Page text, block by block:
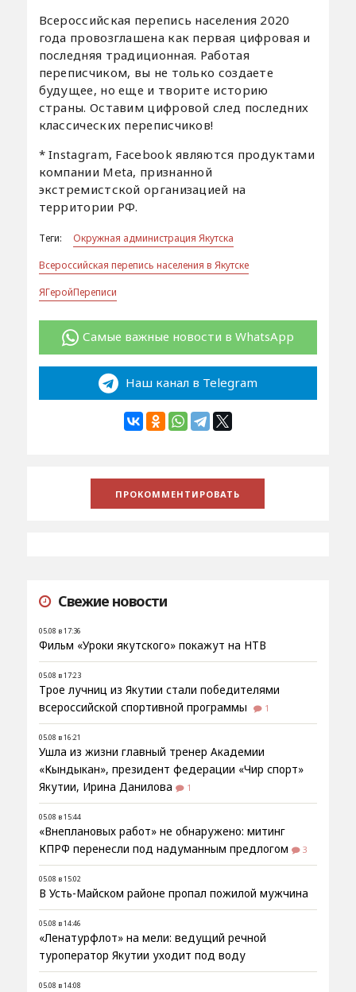
Всероссийская перепись населения 2020
года провозглашена как первая цифровая и
последняя традиционная. Работая
переписчиком, вы не только создаете
будущее, но еще и творите историю
страны. Оставим цифровой след последних
классических переписчиков!
* Instagram, Facebook являются продуктами
компании Meta, признанной
экстремистской организацией на
территории РФ.
Теги:
Окружная администрация Якутска
Всероссийская перепись населения в Якутске
ЯГеройПереписи
Самые важные новости в WhatsApp
Наш канал в Telegram
Свежие новости
05.08 в 17:36
Фильм «Уроки якутского» покажут на НТВ
05.08 в 17:23
Трое лучниц из Якутии стали победителями
всероссийской спортивной программы
1
05.08 в 16:21
Ушла из жизни главный тренер Академии
«Кындыкан», президент федерации «Чир спорт»
Якутии, Ирина Данилова
1
05.08 в 15:44
«Внеплановых работ» не обнаружено: митинг
КПРФ перенесли под надуманным предлогом
3
05.08 в 15:02
В Усть-Майском районе пропал пожилой мужчина
05.08 в 14:46
«Ленатурфлот» на мели: ведущий речной
туроператор Якутии уходит под воду
05.08 в 14:08